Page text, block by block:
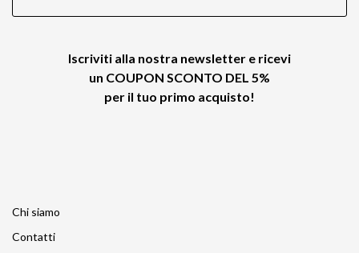
Iscriviti alla nostra newsletter e ricevi
un COUPON SCONTO DEL 5%
per il tuo primo acquisto!
Chi siamo
Contatti